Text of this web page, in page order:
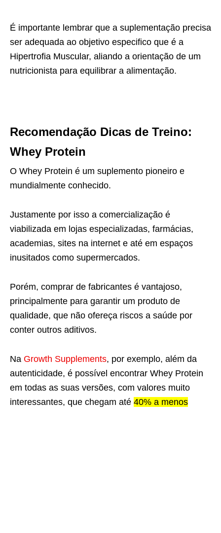
É importante lembrar que a suplementação precisa
ser adequada ao objetivo especifico que é a
Hipertrofia Muscular, aliando a orientação de um
nutricionista para equilibrar a alimentação.
Recomendação Dicas de Treino:
Whey Protein
O Whey Protein é um suplemento pioneiro e
mundialmente conhecido.
Justamente por isso a comercialização é
viabilizada em lojas especializadas, farmácias,
academias, sites na internet e até em espaços
inusitados como supermercados.
Porém, comprar de fabricantes é vantajoso,
principalmente para garantir um produto de
qualidade, que não ofereça riscos a saúde por
conter outros aditivos.
Na Growth Supplements, por exemplo, além da
autenticidade, é possível encontrar Whey Protein
em todas as suas versões, com valores muito
interessantes, que chegam até 40% a menos